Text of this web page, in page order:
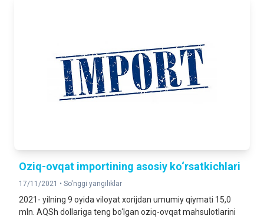
Oziq-ovqat importining asosiy ko‘rsatkichlari
17/11/2021 • So'nggi yangiliklar
2021- yilning 9 oyida viloyat xorijdan umumiy qiymati 15,0
mln. AQSh dollariga teng bo‘lgan oziq-ovqat mahsulotlarini